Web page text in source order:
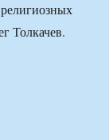
Толкачев.